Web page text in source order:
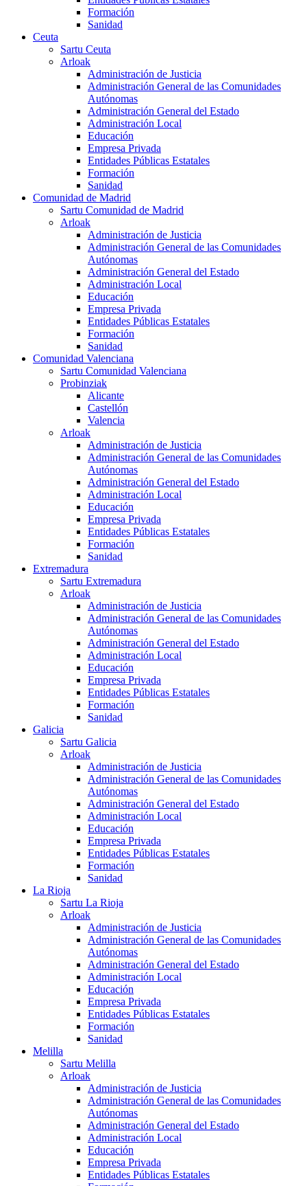
Formación
Sanidad
Ceuta
Sartu Ceuta
Arloak
Administración de Justicia
Administración General de las Comunidades
Autónomas
Administración General del Estado
Administración Local
Educación
Empresa Privada
Entidades Públicas Estatales
Formación
Sanidad
Comunidad de Madrid
Sartu Comunidad de Madrid
Arloak
Administración de Justicia
Administración General de las Comunidades
Autónomas
Administración General del Estado
Administración Local
Educación
Empresa Privada
Entidades Públicas Estatales
Formación
Sanidad
Comunidad Valenciana
Sartu Comunidad Valenciana
Probinziak
Alicante
Castellón
Valencia
Arloak
Administración de Justicia
Administración General de las Comunidades
Autónomas
Administración General del Estado
Administración Local
Educación
Empresa Privada
Entidades Públicas Estatales
Formación
Sanidad
Extremadura
Sartu Extremadura
Arloak
Administración de Justicia
Administración General de las Comunidades
Autónomas
Administración General del Estado
Administración Local
Educación
Empresa Privada
Entidades Públicas Estatales
Formación
Sanidad
Galicia
Sartu Galicia
Arloak
Administración de Justicia
Administración General de las Comunidades
Autónomas
Administración General del Estado
Administración Local
Educación
Empresa Privada
Entidades Públicas Estatales
Formación
Sanidad
La Rioja
Sartu La Rioja
Arloak
Administración de Justicia
Administración General de las Comunidades
Autónomas
Administración General del Estado
Administración Local
Educación
Empresa Privada
Entidades Públicas Estatales
Formación
Sanidad
Melilla
Sartu Melilla
Arloak
Administración de Justicia
Administración General de las Comunidades
Autónomas
Administración General del Estado
Administración Local
Educación
Empresa Privada
Entidades Públicas Estatales